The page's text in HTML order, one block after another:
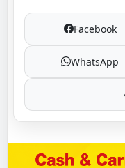
Facebook
WhatsApp